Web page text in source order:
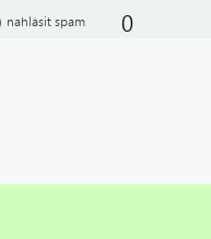
nahlásit spam 0